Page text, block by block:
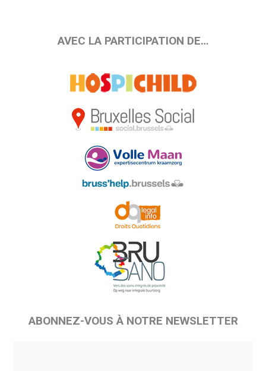
AVEC LA PARTICIPATION DE…
ABONNEZ-VOUS À NOTRE NEWSLETTER